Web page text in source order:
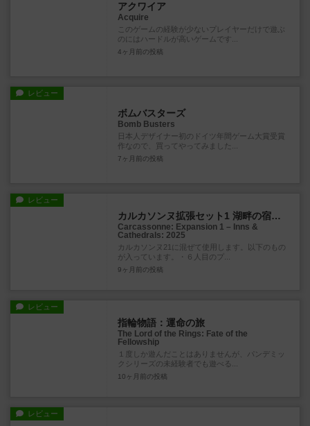
アクワイア
Acquire
このゲームの経験が少ないプレイヤーだけで遊ぶ
のにはハードルが高いゲームです...
4ヶ月前 の投稿
レビュー
ボムバスターズ
Bomb Busters
日本人デザイナー初のドイツ年間ゲーム大賞受賞
作なので、買ってやってみました...
7ヶ月前 の投稿
レビュー
カルカソンヌ拡張セット1 湖畔の宿と大聖堂：2025
Carcassonne: Expansion 1 – Inns &
Cathedrals: 2025
カルカソンヌ21に混ぜて使用します。以下のもの
が入っています。・６人目のプ...
9ヶ月前 の投稿
レビュー
指輪物語：運命の旅
The Lord of the Rings: Fate of the
Fellowship
１度しか遊んだことはありませんが、パンデミッ
クシリーズの未経験者でも遊べる...
10ヶ月前 の投稿
レビュー